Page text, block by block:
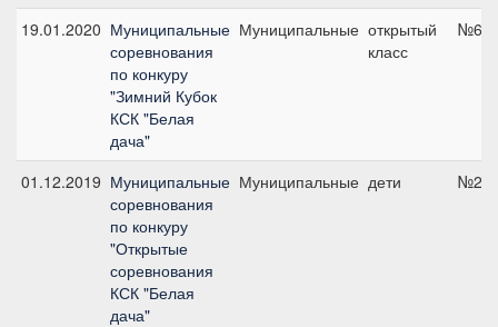
19.01.2020 Муниципальные
соревнования
по конкуру
"Зимний Кубок
КСК "Белая
дача"
Муниципальные открытый
класс
№6,
01.12.2019 Муниципальные
соревнования
по конкуру
"Открытые
соревнования
КСК "Белая
дача"
Муниципальные дети №2,